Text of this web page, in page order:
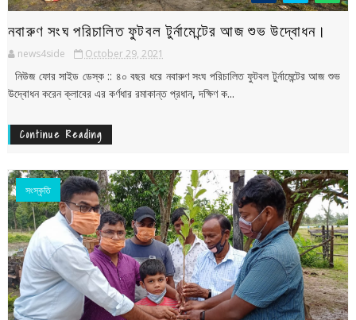
নবারুণ সংঘ পরিচালিত ফুটবল টুর্নামেন্টের আজ শুভ উদ্বোধন।
news4side October 29, 2021
নিউজ ফোর সাইড ডেস্ক :: ৪০ বছর ধরে নবারুণ সংঘ পরিচালিত ফুটবল টুর্নামেন্টের আজ শুভ
উদ্বোধন করেন ক্লাবের এর কর্ণধার রমাকান্ত প্রধান, দক্ষিণ ক...
Continue Reading
সংস্কৃতি